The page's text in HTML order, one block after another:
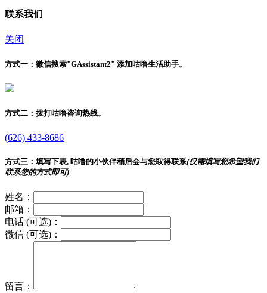
联系我们
关闭
方式一： 微信搜索"GAssistant2" 添加咕噜生活助手。
方式二： 拨打咕噜咨询热线。
(626) 433-8686
方式三： 填写下表, 咕噜的小伙伴稍后会与您取得联系(仅需填写您希望我们
联系您的方式即可)
姓名：
邮箱：
电话 (可选)：
微信 (可选)：
留言：